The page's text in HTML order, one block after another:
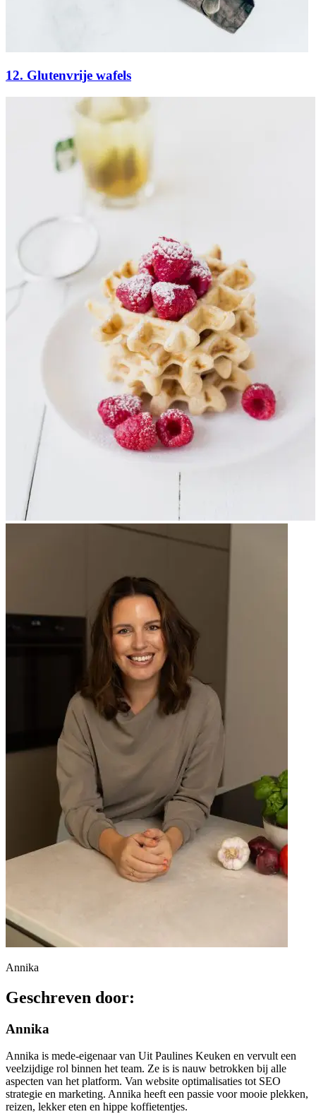
12. Glutenvrije wafels
Annika
Geschreven door:
Annika
Annika is mede-eigenaar van Uit Paulines Keuken en vervult een
veelzijdige rol binnen het team. Ze is is nauw betrokken bij alle
aspecten van het platform. Van website optimalisaties tot SEO
strategie en marketing. Annika heeft een passie voor mooie plekken,
reizen, lekker eten en hippe koffietentjes.